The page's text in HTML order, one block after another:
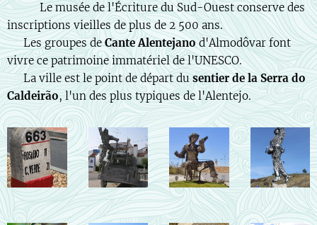
🇫🇷 📜 Le musée de l'Écriture du Sud-Ouest conserve des
inscriptions vieilles de plus de 2 500 ans.
🎶 Les groupes deCante Alentejanod'Almodôvar font
vivre ce patrimoine immatériel de l'UNESCO.
🌳 La ville est le point de départ du sentier de la Serra do
Caldeirão, l'un des plus typiques de l'Alentejo.